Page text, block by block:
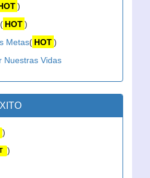
)
( HOT )
Metas( HOT )
Nuestras Vidas
)
)